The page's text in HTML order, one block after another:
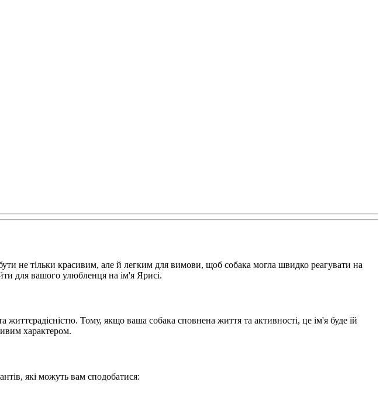
не тільки красивим, але й легким для вимови, щоб собака могла швидко реагувати на
для вашого улюбленця на ім'я Ярисі.
життєрадісністю. Тому, якщо ваша собака сповнена життя та активності, це ім'я буде їй
характером.
які можуть вам сподобатися: